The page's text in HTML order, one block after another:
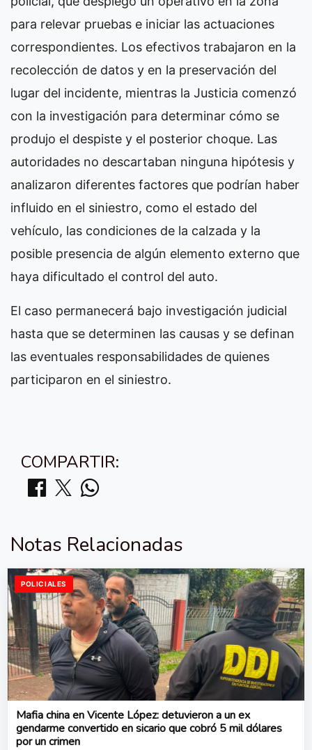
para relevar pruebas e iniciar las actuaciones
correspondientes. Los efectivos trabajaron en la
recolección de datos y en la preservación del
lugar del incidente, mientras la Justicia comenzó
con la investigación para determinar cómo se
produjo el despiste y el posterior choque. Las
autoridades no descartaban ninguna hipótesis y
analizaron diferentes factores que podrían haber
influido en el siniestro, como el estado del
vehículo, las condiciones de la calzada y la
posible presencia de algún elemento externo que
haya dificultado el control del auto.
El caso permanecerá bajo investigación judicial
hasta que se determinen las causas y se definan
las eventuales responsabilidades de quienes
participaron en el siniestro.
COMPARTIR:
Notas Relacionadas
POLICIALES
Mafia china en Vicente López: detuvieron a un ex
gendarme convertido en sicario que cobró 5 mil dólares
por un crimen